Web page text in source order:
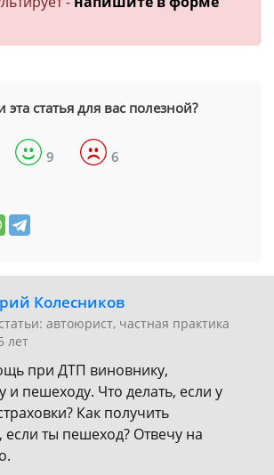
эта статья для вас полезной?
9 6
Колесников
автоюрист, частная практика
лет
при ДТП виновнику,
пешеходу. Что делать, если у
Как получить
ты пешеход? Отвечу на